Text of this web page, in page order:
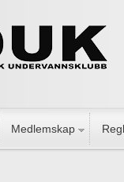
Medlemskap